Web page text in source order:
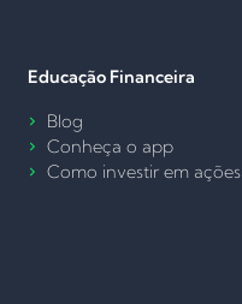
Educação Financeira
Blog
Conheça o app
Como investir em ações